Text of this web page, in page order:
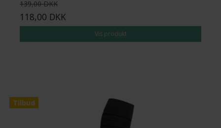
139,00 DKK
118,00 DKK
Vis produkt
Tilbud